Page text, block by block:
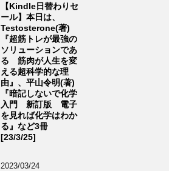
【Kindle日替わりセ
ール】本日は、
Testosterone(著)
『超筋トレが最強の
ソリューションであ
る 筋肉が人生を変
える超科学的な理
由』、平山令明(著)
『暗記しないで化学
入門 新訂版 電子
を見れば化学はわか
る』など3冊
[23/3/25]
2023/03/24